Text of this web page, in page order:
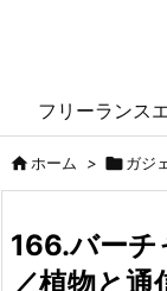
フリーランス
ホーム > ガジ
166.バーチ
／植物と